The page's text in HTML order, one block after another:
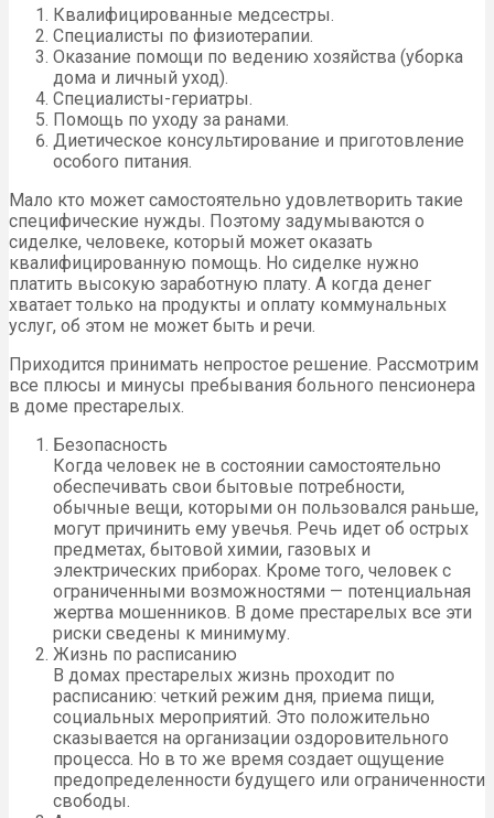
Квалифицированные медсестры.
Специалисты по физиотерапии.
Оказание помощи по ведению хозяйства (уборка
дома и личный уход).
Специалисты-гериатры.
Помощь по уходу за ранами.
Диетическое консультирование и приготовление
особого питания.
Мало кто может самостоятельно удовлетворить такие
специфические нужды. Поэтому задумываются о
сиделке, человеке, который может оказать
квалифицированную помощь. Но сиделке нужно
платить высокую заработную плату. А когда денег
хватает только на продукты и оплату коммунальных
услуг, об этом не может быть и речи.
Приходится принимать непростое решение. Рассмотрим
все плюсы и минусы пребывания больного пенсионера
в доме престарелых.
Безопасность
Когда человек не в состоянии самостоятельно
обеспечивать свои бытовые потребности,
обычные вещи, которыми он пользовался раньше,
могут причинить ему увечья. Речь идет об острых
предметах, бытовой химии, газовых и
электрических приборах. Кроме того, человек с
ограниченными возможностями — потенциальная
жертва мошенников. В доме престарелых все эти
риски сведены к минимуму.
Жизнь по расписанию
В домах престарелых жизнь проходит по
расписанию: четкий режим дня, приема пищи,
социальных мероприятий. Это положительно
сказывается на организации оздоровительного
процесса. Но в то же время создает ощущение
предопределенности будущего или ограниченности
свободы.